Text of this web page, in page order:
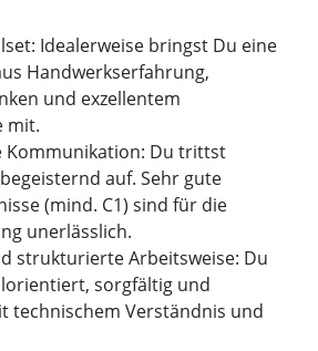
Idealerweise bringst Du eine
Handwerkserfahrung,
und exzellentem
mit.
Kommunikation: Du trittst
auf. Sehr gute
(mind. C1) sind für die
unerlässlich.
strukturierte Arbeitsweise: Du
sorgfältig und
technischem Verständnis und